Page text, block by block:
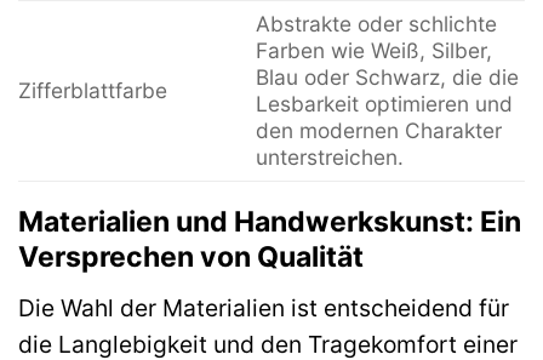
Zifferblattfarbe
Abstrakte oder schlichte
Farben wie Weiß, Silber,
Blau oder Schwarz, die die
Lesbarkeit optimieren und
den modernen Charakter
unterstreichen.
Materialien und Handwerkskunst: Ein
Versprechen von Qualität
Die Wahl der Materialien ist entscheidend für
die Langlebigkeit und den Tragekomfort einer